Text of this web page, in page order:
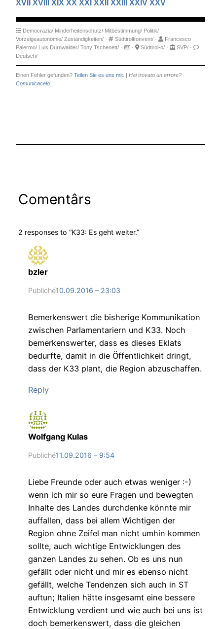
XVII XVIII XIX XX XXI XXII XXIII XXIV XXV
Democrazia/ Minderheitenschutz/ Mitbestimmung/ Politik/
Vorzeigeautonomie/ Zuständigkeiten/ · Südtirolkonvent/ ·
Francesco
Palermo/
Luis Durnwalder/ Tony Tschenett/ · · Südtirol-o/ · SVP/ ·
Deutsch/
Einen Fehler gefunden? Teilen Sie es uns mit.
Hai trovato un errore?
Comunicacelo.
Comentârs
2 responses to “K33: Es geht weiter.”
bzler
Publiché10.09.2016 – 23:03
Bemerkenswert die bisherige Kommunikation
zwischen Parlamentariern und K33. Noch
bemerkenswerter, dass es dieses Eklats
bedurfte, damit in die Öffentlichkeit dringt,
dass der K33 plant, die Region abzuschaffen.
Reply
Wolfgang Kulas
Publiché11.09.2016 – 9:54
Liebe Freunde oder auch etwas weniger :-)
wenn ich mir so eure Fragen und bewegten
Inhalte des Landes durchdenke könnte mir
auffallen, dass bei allem Wichtigen der
Region ohne Zeifel man nicht umhin kommen
sollte, auch wichtige Entwicklungen des
ganzen Landes zu sehen. Ob es uns nun
gefällt oder nicht und mir es ebenso nicht
gefällt, welche Tendenzen sich auch in ST
auftun; Italien hätte insgesamt eine bessere
Entwicklung verdient und wie auch bei uns ist
doch bemerkenswert, dass die gleichen